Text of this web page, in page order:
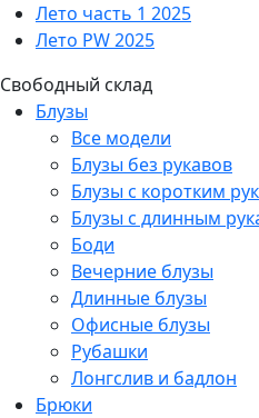
Лето часть 1 2025
Лето PW 2025
Свободный склад
Блузы
Все модели
Блузы без рукавов
Блузы с коротким
Блузы с длинным
Боди
Вечерние блузы
Длинные блузы
Офисные блузы
Рубашки
Лонгслив и бадлон
Брюки